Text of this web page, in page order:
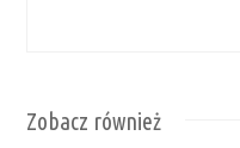
Zobacz również